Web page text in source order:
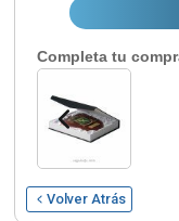
Completa tu
Volver Atrás